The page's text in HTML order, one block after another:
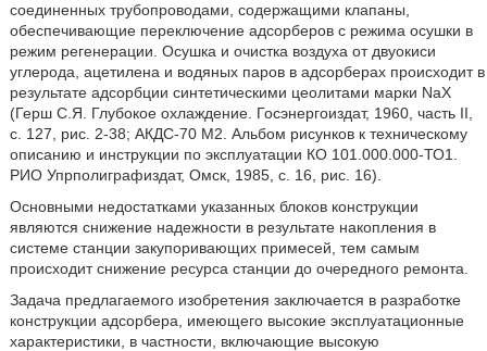
соединенных трубопроводами, содержащими клапаны,
обеспечивающие переключение адсорберов с режима осушки в
режим регенерации. Осушка и очистка воздуха от двуокиси
углерода, ацетилена и водяных паров в адсорберах происходит в
результате адсорбции синтетическими цеолитами марки NaX
(Герш С.Я. Глубокое охлаждение. Госэнергоиздат, 1960, часть II,
с. 127, рис. 2-38; АКДС-70 М2. Альбом рисунков к техническому
описанию и инструкции по эксплуатации КО 101.000.000-ТО1.
РИО Упрполиграфиздат, Омск, 1985, с. 16, рис. 16).
Основными недостатками указанных блоков конструкции
являются снижение надежности в результате накопления в
системе станции закупоривающих примесей, тем самым
происходит снижение ресурса станции до очередного ремонта.
Задача предлагаемого изобретения заключается в разработке
конструкции адсорбера, имеющего высокие эксплуатационные
характеристики, в частности, включающие высокую